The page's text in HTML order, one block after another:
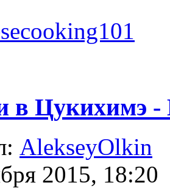
в Цукихимэ -
AlekseyOlkin
2015, 18:20